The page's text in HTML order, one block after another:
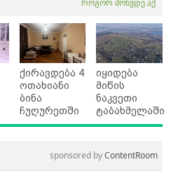
როგორ მოხვდე აქ
ქირავდება 4
ოთახიანი
ბინა
ჩუღურეთში
იყიდება
მიწის
ნაკვეთი
ტაბახმელაში
sponsored byContentRoom